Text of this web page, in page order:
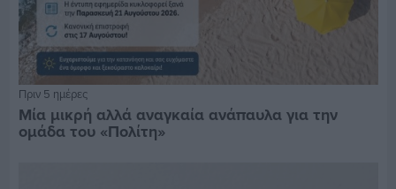
Πριν 5 ημέρες
Μία μικρή αλλά αναγκαία ανάπαυλα για την
ομάδα του «Πολίτη»